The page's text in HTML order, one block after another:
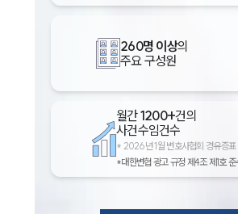
260명 이상의
주요 구성원
월간1200+건의
사건수임건수
* 2026년 1월 변호사협회 경유증표
*대한변협 광고 규정 제4조 제1호 준